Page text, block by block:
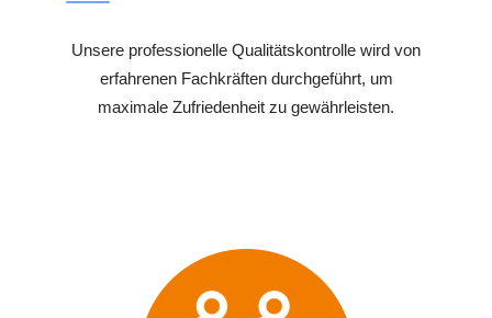
Unsere professionelle Qualitätskontrolle wird von
erfahrenen Fachkräften durchgeführt, um
maximale Zufriedenheit zu gewährleisten.